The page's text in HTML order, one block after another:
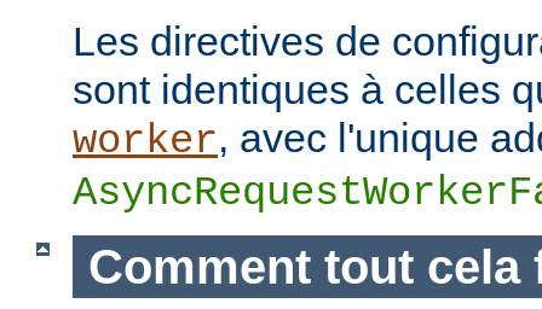
Les directives de
sont identiques à celles
worker, avec l'unique
Comment tout cela